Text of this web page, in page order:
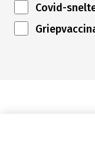
Covid-